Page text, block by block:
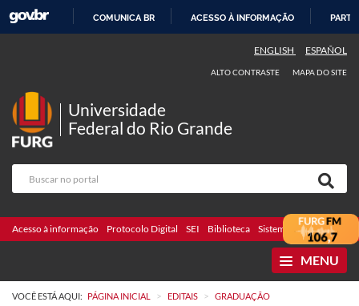
COMUNICA BR ACESSO À INFORMAÇÃO
ENGLISH ESPAÑOL
ALTO CONTRASTE MAPA DO SITE
Universidade
Federal do Rio Grande
Acesso à informação Protocolo Digital SEI Biblioteca Sistemas Webmail
MENU
VOCÊ ESTÁ AQUI: PÁGINA INICIAL > EDITAIS > GRADUAÇÃO